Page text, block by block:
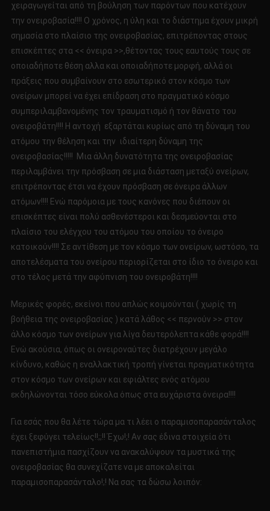
χειραγωγείται από τη βούληση των παρόντων που κατέχουν
την ονειροβασία!!!! Ο χρόνος, η ύλη και το διάστημα έχουν μικρή
σημασία στο πλαίσιο της ονειροβασίας, επιτρέποντας στους
επισκέπτες στα << όνειρα >>,θέτοντας τους εαυτούς τους σε
οποιαδήποτε θέση αλλα και οποιαδήποτε μορφή, αλλά οι
πράξεις που συμβαίνουν στο εσωτερικό στον κόσμο των
ονείρων μπορεί να έχει επίδραση στο πραγματικό κόσμο
συμπεριλαμβανομένης τον τραυματισμό ή τον θάνατο του
ονειροβάτη!!!! Η αντοχή εξαρτάται κυρίως από τη δύναμη του
ατόμου την θέληση και την ιδιαίτερη δύναμη της
ονειροβασίας!!!!! Μια άλλη δυνατότητα της ονειροβασίας
περιλαμβάνει την πρόσβαση σε μια διάσταση μεταξύ ονείρων,
επιτρέποντας έτσι να έχουν πρόσβαση σε όνειρα άλλων
ατόμων!!!! Ενώ παρόμοια με τους κανόνες που διέπουν οι
επισκέπτες είναι πολύ ασθενέστεροι και δεσμεύονται στο
πλαίσιο του ελέγχου του ατόμου του οποίου το όνειρο
κατοικούν!!!! Σε αντίθεση με τον κόσμο των ονείρων, ωστόσο, τα
αποτελέσματα του ονείρου περιορίζεται στο ίδιο το όνειρο και
στο τέλος μετά την αφύπνιση του ονειροβάτη!!!!
Μερικές φορές, εκείνοι που απλώς κοιμούνται ( χωρίς τη
βοήθεια της ονειροβασίας ) κατά λάθος << περνούν >> στον
άλλο κόσμο των ονείρων για λίγα δευτερόλεπτα κάθε φορά!!!!
Ενώ ακούσια, όπως οι ονειροναύτες διατρέχουν μεγάλο
κίνδυνο, καθώς η εναλλακτική τροπή γίνεται πραγματικότητα
στον κόσμο των ονείρων και εφιάλτες ενός ατόμου
εκδηλώνονται τόσο εύκολα όπως στα ευχάριστα όνειρα!!!!
Για εσάς που θα λέτε τώρα μα τι λέει ο παραμισοπαρασάνταλος
έχει ξεφύγει τελείως!!;;!! Έχω!;! Αν σας έδινα στοιχεία ότι
πανεπιστήμια πασχίζουν να ανακαλύψουν τα μυστικά της
ονειροβασίας θα συνεχίζατε να με αποκαλείται
παραμισοπαρασάνταλο!;! Να σας τα δώσω λοιπόν: